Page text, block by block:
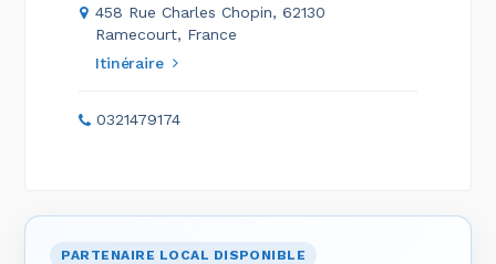
458 Rue Charles Chopin, 62130
Ramecourt, France
Itinéraire
0321479174
PARTENAIRE LOCAL DISPONIBLE